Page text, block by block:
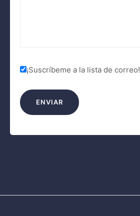
¡Suscríbeme a la lista de correo!